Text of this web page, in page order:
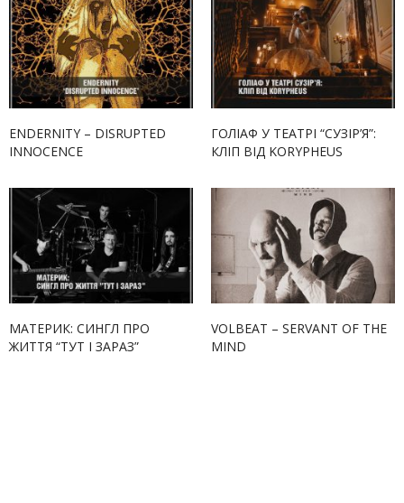
ENDERNITY – DISRUPTED
INNOCENCE
ГОЛІАФ У ТЕАТРІ “СУЗІР’Я”:
КЛІП ВІД KORYPHEUS
МАТЕРИК: СИНГЛ ПРО
ЖИТТЯ “ТУТ І ЗАРАЗ”
VOLBEAT – SERVANT OF THE
MIND